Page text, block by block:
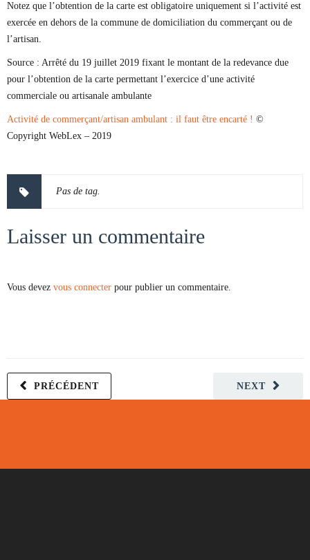
Notez que l’obtention de la carte est obligatoire uniquement si l’activité est
exercée en dehors de la commune de domiciliation du commerçant ou de
l’artisan.
Source : Arrêté du 19 juillet 2019 fixant le montant de la redevance due
pour l’obtention de la carte permettant l’exercice d’une activité
commerciale ou artisanale ambulante
Activité de commerçant/artisan ambulant : il faut être encarté ! ©
Copyright WebLex – 2019
Pas de tag.
Laisser un commentaire
Vous devez vous connecter pour publier un commentaire.
NEXT
PRÉCÉDENT